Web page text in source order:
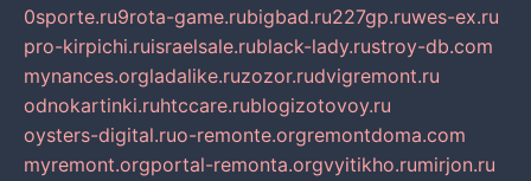
0sporte.ru9rota-game.rubigbad.ru227gp.ruwes-ex.ru
pro-kirpichi.ruisraelsale.rublack-lady.rustroy-db.com
mynances.orgladalike.ruzozor.rudvigremont.ru
odnokartinki.ruhtccare.rublogizotovoy.ru
oysters-digital.ruo-remonte.orgremontdoma.com
myremont.orgportal-remonta.orgvyitikho.rumirjon.ru